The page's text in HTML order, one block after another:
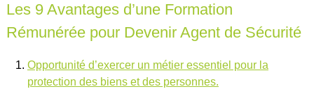
Les 9 Avantages d’une Formation
Rémunérée pour Devenir Agent de Sécurité
Opportunité d’exercer un métier essentiel pour la
protection des biens et des personnes.